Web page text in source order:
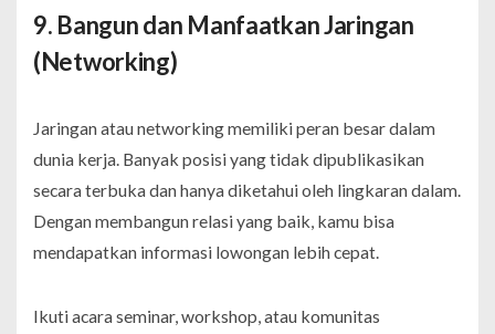
9. Bangun dan Manfaatkan Jaringan
(Networking)
Jaringan atau networking memiliki peran besar dalam
dunia kerja. Banyak posisi yang tidak dipublikasikan
secara terbuka dan hanya diketahui oleh lingkaran dalam.
Dengan membangun relasi yang baik, kamu bisa
mendapatkan informasi lowongan lebih cepat.
Ikuti acara seminar, workshop, atau komunitas